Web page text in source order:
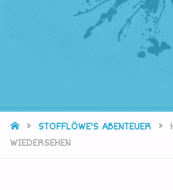
STARTSEITE
STOFFLÖWE'S ABENTEUER
WIEDERSEHEN